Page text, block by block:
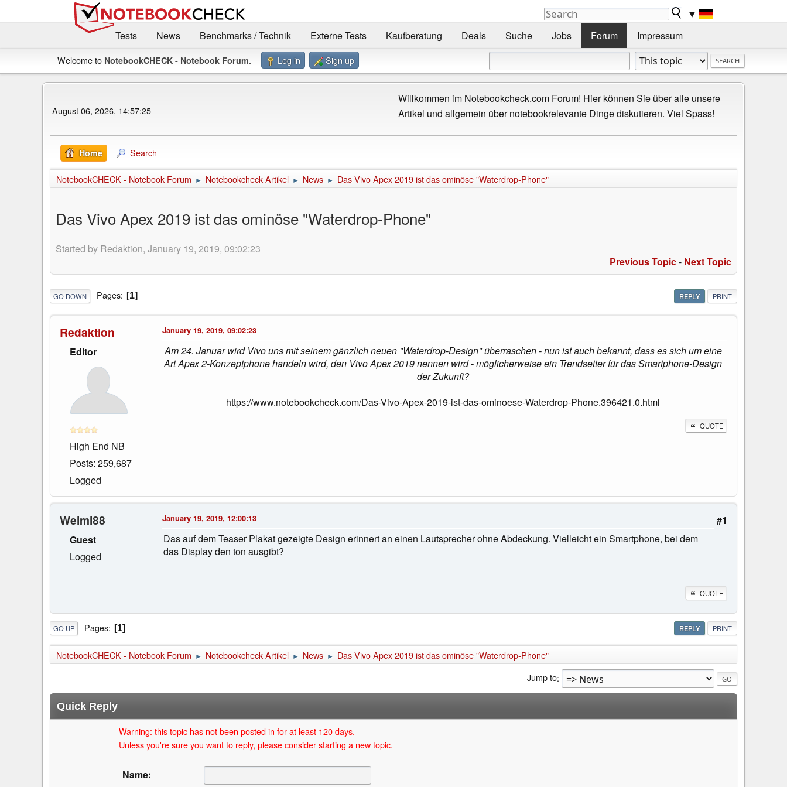
▼
Tests
News Benchmarks / Technik Externe Tests Kaufberatung Deals Suche Jobs Forum Impressum
Welcome to NotebookCHECK - Notebook Forum. Log in Sign up
August 06, 2026, 14:57:25
Willkommen im Notebookcheck.com Forum! Hier können Sie über alle unsere
Artikel und allgemein über notebookrelevante Dinge diskutieren. Viel Spass!
Home Search
NotebookCHECK - Notebook Forum ► Notebookcheck Artikel ► News ► Das Vivo Apex 2019 ist das ominöse "Waterdrop-Phone"
Das Vivo Apex 2019 ist das ominöse "Waterdrop-Phone"
Started by Redaktion, January 19, 2019, 09:02:23
Previous Topic- Next Topic
REPLY PRINT
GO DOWN Pages 1
Redaktion
Editor
High End NB
Posts: 259,687
Logged
January 19, 2019, 09:02:23
Am 24. Januar wird Vivo uns mit seinem gänzlich neuen "Waterdrop-Design" überraschen - nun ist auch bekannt, dass es sich um eine
Art Apex 2-Konzeptphone handeln wird, den Vivo Apex 2019 nennen wird - möglicherweise ein Trendsetter für das Smartphone-Design
der Zukunft?
https://www.notebookcheck.com/Das-Vivo-Apex-2019-ist-das-ominoese-Waterdrop-Phone.396421.0.html
QUOTE
Weimi88
Guest
Logged
#1
January 19, 2019, 12:00:13
Das auf dem Teaser Plakat gezeigte Design erinnert an einen Lautsprecher ohne Abdeckung. Vielleicht ein Smartphone, bei dem
das Display den ton ausgibt?
QUOTE
REPLY PRINT
GO UP Pages 1
NotebookCHECK - Notebook Forum ► Notebookcheck Artikel ► News ►
Das Vivo Apex 2019 ist das ominöse "Waterdrop-Phone"
Jump to
Quick Reply
Warning: this topic has not been posted in for at least 120 days.
Unless you're sure you want to reply, please consider starting a new topic.
Name: